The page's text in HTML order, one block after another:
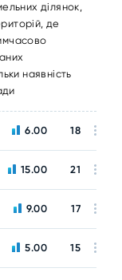
ділянок,
де
наявність
6.00 18
15.00 21
9.00 17
5.00 15